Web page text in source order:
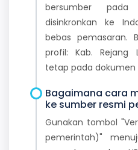
bersumber
disinkronkan ke
bebas pemasaran.
profil: Kab. Rejang
tetap pada dokumen
Bagaimana cara
ke sumber resmi
Gunakan tombol
pemerintah)"